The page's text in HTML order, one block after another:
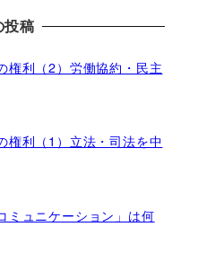
投稿
権利（2）労働協約・民主
権利（1）立法・司法を中
ミュニケーション」は何